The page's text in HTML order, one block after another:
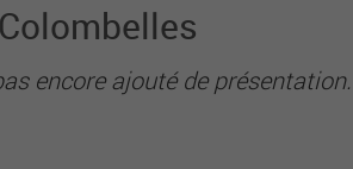
encore ajouté de présentation.